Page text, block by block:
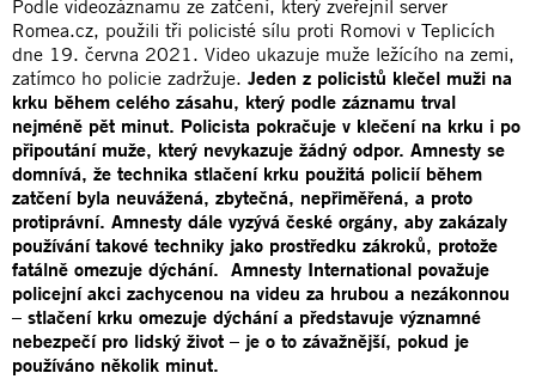
Podle videozáznamu ze zatčení, který zveřejnil server
Romea.cz, použili tři policisté sílu proti Romovi v Teplicích
dne 19. června 2021. Video ukazuje muže ležícího na zemi,
zatímco ho policie zadržuje. Jeden z policistů klečel muži na
krku během celého zásahu, který podle záznamu trval
nejméně pět minut. Policista pokračuje v klečení na krku i po
připoutání muže, který nevykazuje žádný odpor. Amnesty se
domnívá, že technika stlačení krku použitá policií během
zatčení byla neuvážená, zbytečná, nepřiměřená, a proto
protiprávní. Amnesty dále vyzývá české orgány, aby zakázaly
používání takové techniky jako prostředku zákroků, protože
fatálně omezuje dýchání. Amnesty International považuje
policejní akci zachycenou na videu za hrubou a nezákonnou
– stlačení krku omezuje dýchání a představuje významné
nebezpečí pro lidský život – je o to závažnější, pokud je
používáno několik minut.